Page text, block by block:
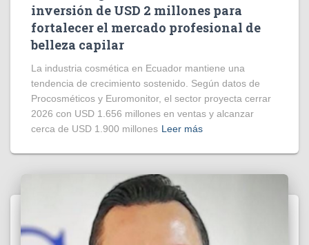
inversión de USD 2 millones para
fortalecer el mercado profesional de
belleza capilar
La industria cosmética en Ecuador mantiene una
tendencia de crecimiento sostenido. Según datos de
Procosméticos y Euromonitor, el sector proyecta cerrar
2026 con USD 1.656 millones en ventas y alcanzar
cerca de USD 1.900 millones Leer más